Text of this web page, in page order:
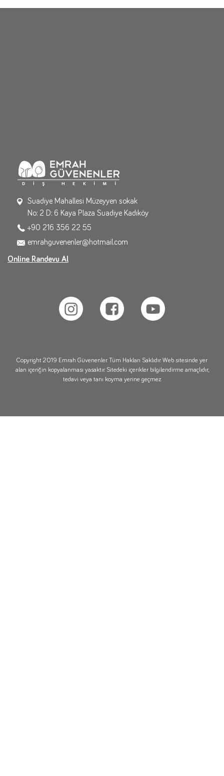
Suadiye Mahallesi Müzeyyen sokak
No: 2 D: 6 Kaya Plaza Suadiye Kadıköy
+90 216 356 22 55
emrahguvenenler@hotmail.com
Online Randevu Al
Copyright 2019 Emrah Güvenenler. Tüm Hakları Saklıdır. Web sitesinde yer
alan içeriğin kopyalanması yasaktır. Sitedeki içerikler bilgilendirme amaçlıdır,
tedavi veya tanı koyma yerine geçmez.